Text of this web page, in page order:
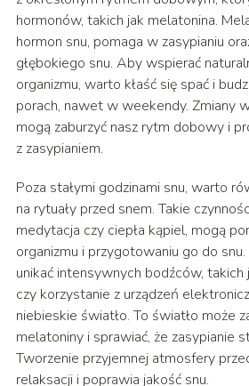
hormonów, takich jak melatonina.
hormon snu, pomaga w zasypianiu
głębokiego snu. Aby wspierać
organizmu, warto kłaść się spać i
porach, nawet w weekendy. Zmiany
mogą zaburzyć nasz rytm dobowy i
z zasypianiem.
Poza stałymi godzinami snu, warto
na rytuały przed snem. Takie
medytacja czy ciepła kąpiel, mogą
organizmu i przygotowaniu go do
unikać intensywnych bodźców,
czy korzystanie z urządzeń
niebieskie światło. To światło może
melatoniny i sprawiać, że zasypianie
Tworzenie przyjemnej atmosfery
relaksacji i poprawia jakość snu.